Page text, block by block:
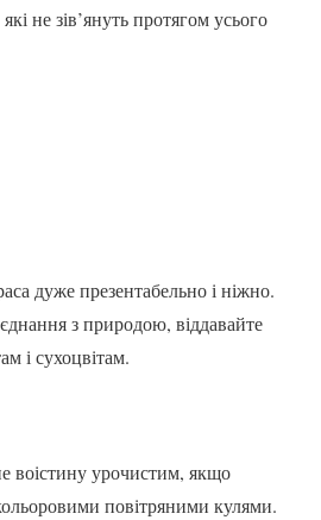
не зів’януть протягом усього
дуже презентабельно і ніжно.
з природою, віддавайте
і сухоцвітам.
воістину урочистим, якщо
повітряними кулями.